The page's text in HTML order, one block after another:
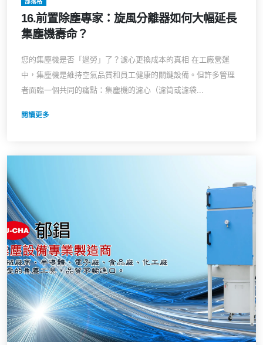
部落格
16.前置除塵專家：旋風分離器如何大幅延長
集塵機壽命？
您的集塵機是否「過勞」了？濾心更換成本的真相 在工廠營運
中，集塵機是維持空氣品質和員工健康的關鍵設備。但許多管理
者面臨一個共同的痛點：集塵機的濾心（濾筒或濾袋...
閱讀更多